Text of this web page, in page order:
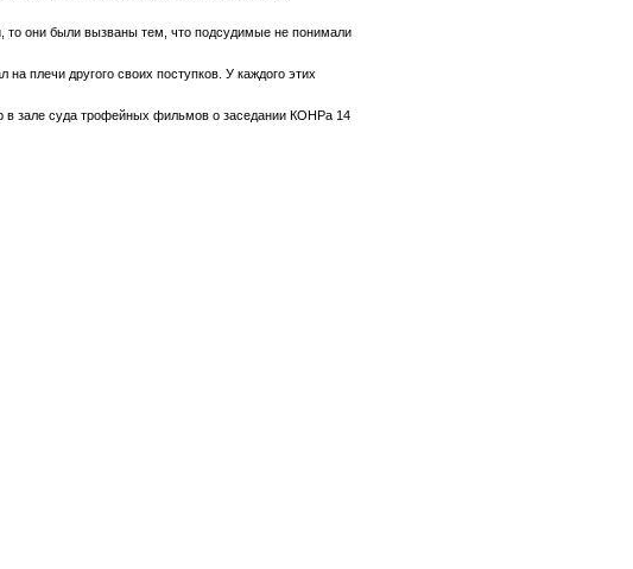
то они были вызваны тем, что подсудимые не понимали
плечи другого своих поступков. У каждого этих
в зале суда трофейных фильмов о заседании КОНРа 14